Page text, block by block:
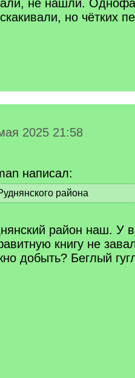
не нашли.
но чётких
2025 21:58
написал:
района
район наш. У
книгу не
добыть? Беглый